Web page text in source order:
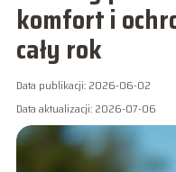
komfort i
cały rok
Data publikacji: 2026-06-02
Data aktualizacji: 2026-07-06